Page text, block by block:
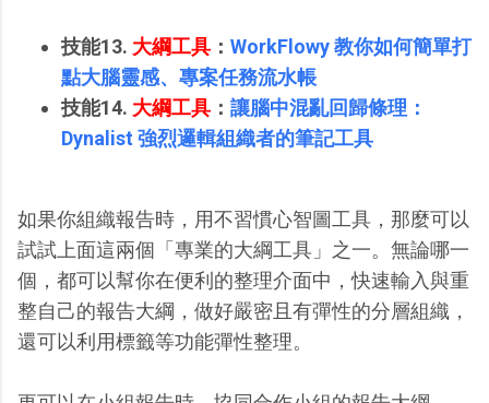
技能13. 大綱工具 ： WorkFlowy 教你如何簡單打
點大腦靈感、專案任務流水帳
技能14. 大綱工具 ： 讓腦中混亂回歸條理：
Dynalist 強烈邏輯組織者的筆記工具
如果你組織報告時，用不習慣心智圖工具，那麼可以
試試上面這兩個「專業的大綱工具」之一。無論哪一
個，都可以幫你在便利的整理介面中，快速輸入與重
整自己的報告大綱，做好嚴密且有彈性的分層組織，
還可以利用標籤等功能彈性整理。